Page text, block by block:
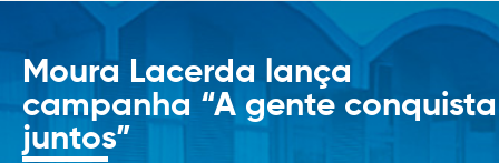
Moura Lacerda lança
campanha “A gente conquista
juntos”